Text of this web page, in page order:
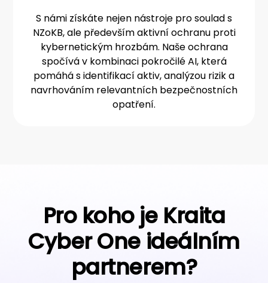
S námi získáte nejen nástroje pro soulad s
NZoKB, ale především aktivní ochranu proti
kybernetickým hrozbám. Naše ochrana
spočívá v kombinaci pokročilé AI, která
pomáhá s identifikací aktiv, analýzou rizik a
navrhováním relevantních bezpečnostních
opatření.
Pro koho je Kraita
Cyber One ideálním
partnerem?